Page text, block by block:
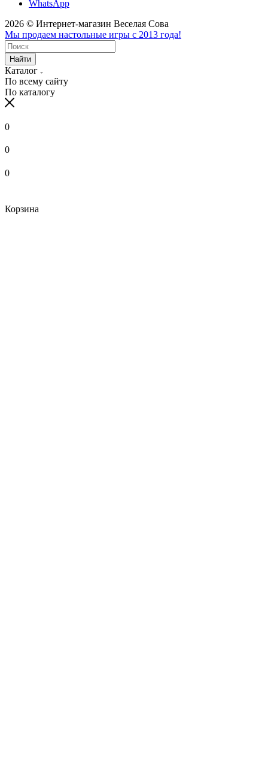
WhatsApp
2026 © Интернет-магазин Веселая Сова
Мы продаем настольные игры с 2013 года!
Найти
Каталог
По всему сайту
По каталогу
0
0
0
Корзина